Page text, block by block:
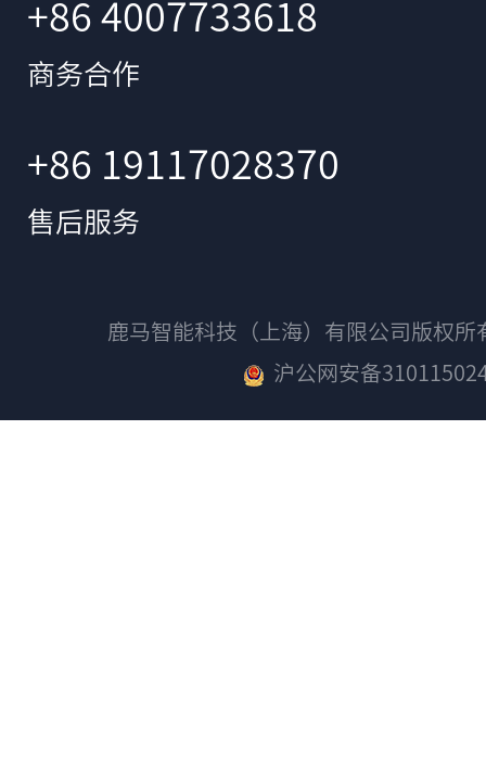
+86 4007733618
商务合作
+86 19117028370
售后服务
鹿马智能科技（上海）有限公司版权
沪公网安备